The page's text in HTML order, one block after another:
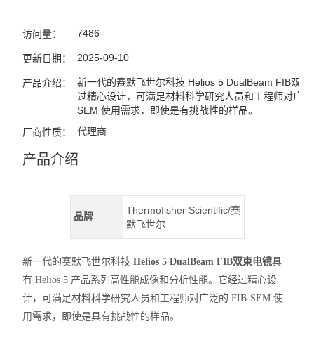
访问量： 7486
更新日期： 2025-09-10
产品介绍：
新一代的赛默飞世尔科技 Helios 5 DualBeam FIB双束
过精心设计，可满足材料科学研究人员和工程师对广
SEM 使用需求，即使是有挑战性的样品。
厂商性质： 代理商
产品介绍
品牌
Thermofisher Scientific/赛
默飞世尔
新一代的赛默飞世尔科技Helios 5 DualBeamFIB双束电镜具
有 Helios 5 产品系列高性能成像和分析性能。它经过精心设
计，可满足材料科学研究人员和工程师对广泛的 FIB-SEM 使
用需求，即使是具有挑战性的样品。